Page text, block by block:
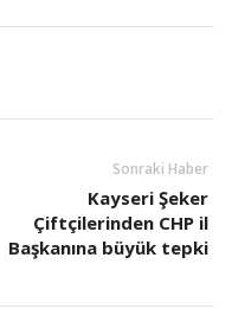
Sonraki Haber
Kayseri Şeker
Çiftçilerinden CHP il
Başkanına büyük tepki